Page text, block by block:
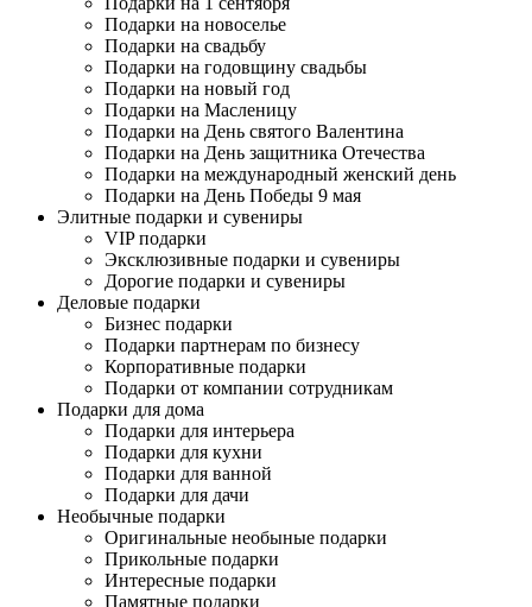
Подарки на новоселье
Подарки на свадьбу
Подарки на годовщину свадьбы
Подарки на новый год
Подарки на Масленицу
Подарки на День святого Валентина
Подарки на День защитника Отечества
Подарки на международный женский день
Подарки на День Победы 9 мая
Элитные подарки и сувениры
VIP подарки
Эксклюзивные подарки и сувениры
Дорогие подарки и сувениры
Деловые подарки
Бизнес подарки
Подарки партнерам по бизнесу
Корпоративные подарки
Подарки от компании сотрудникам
Подарки для дома
Подарки для интерьера
Подарки для кухни
Подарки для ванной
Подарки для дачи
Необычные подарки
Оригинальные необыные подарки
Прикольные подарки
Интересные подарки
Памятные подарки